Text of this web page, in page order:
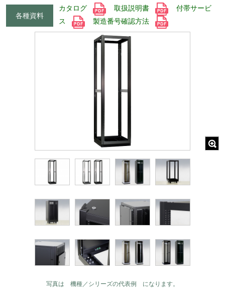
各種資料
カタログ 取扱説明書
付帯サービ
ス
製造番号確認方法
写真は 機種／シリーズの代表例 になります。